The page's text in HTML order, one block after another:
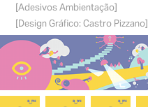
[Adesivos Ambientação]
[Design Gráfico: Castro Pizzano]